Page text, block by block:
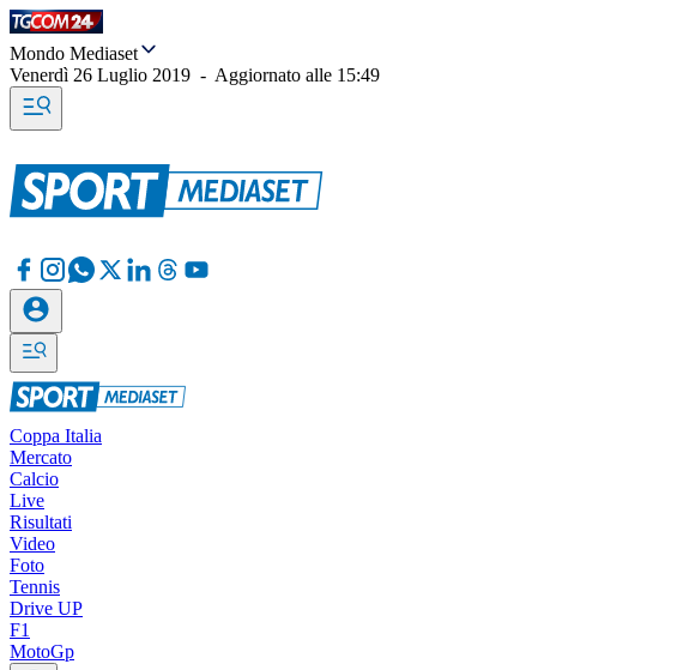
Mondo Mediaset
Venerdì 26 Luglio 2019 - Aggiornato alle 15:49
Coppa Italia
Mercato
Calcio
Live
Risultati
Video
Foto
Tennis
Drive UP
F1
MotoGp